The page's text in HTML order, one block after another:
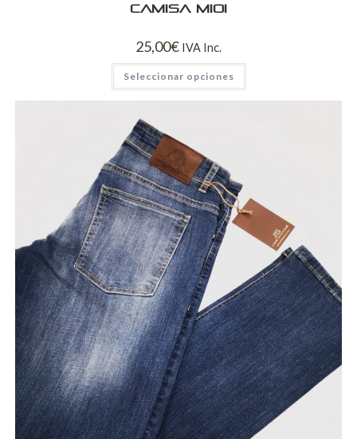
Camisa mioi
25,00€ IVA Inc.
Seleccionar opciones